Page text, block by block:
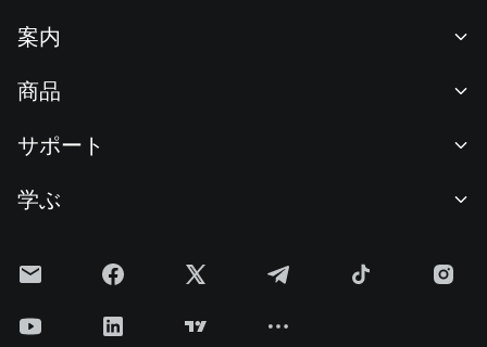
案内
ニュースルーム
F1 Oracle Red Bull Racing 公式スポンサー
クッキーポリシー
商品
現物取引
投資センター
サポート
手数料
学ぶ
Gateニュース